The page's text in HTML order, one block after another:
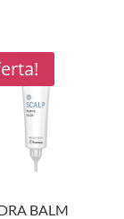
BALM